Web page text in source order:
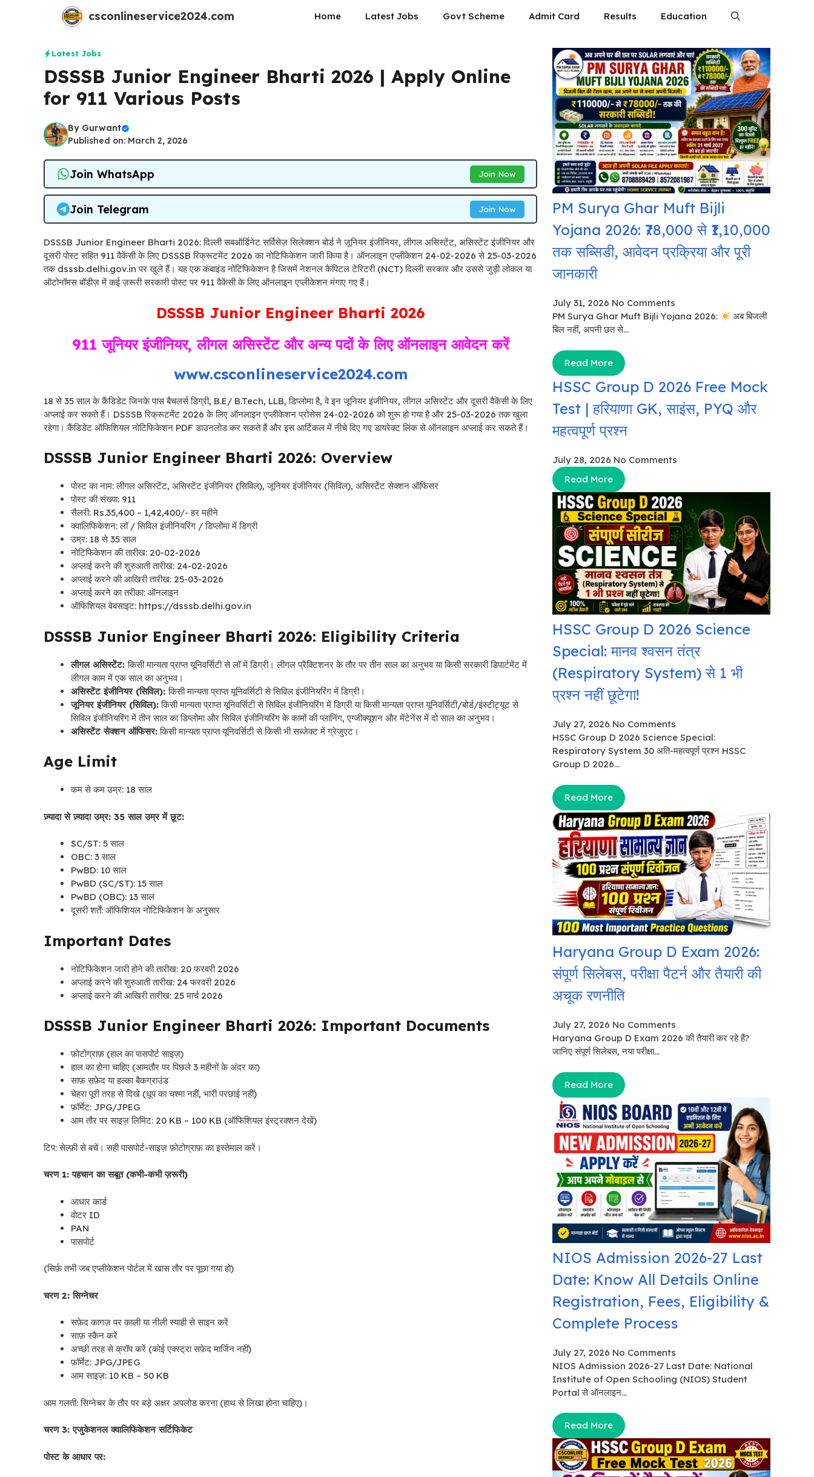
csconlineservice2024.com Home Latest Jobs Govt Scheme Admit Card Results Education
Latest Jobs
DSSSB Junior Engineer Bharti 2026 | Apply Online
for 911 Various Posts
By Gurwant
Published on: March 2, 2026
Join WhatsApp Join Now
Join Telegram Join Now
DSSSB Junior Engineer Bharti 2026: दिल्ली सबऑर्डिनेट सर्विसेज़ सिलेक्शन बोर्ड ने जूनियर इंजीनियर, लीगल असिस्टेंट, असिस्टेंट इंजीनियर और
दूसरी पोस्ट सहित 911 वैकेंसी के लिए DSSSB रिक्रूटमेंट 2026 का नोटिफिकेशन जारी किया है। ऑनलाइन एप्लीकेशन 24-02-2026 से 25-03-2026
तक dsssb.delhi.gov.in पर खुले हैं। यह एक कंबाइंड नोटिफिकेशन है जिसमें नेशनल कैपिटल टेरिटरी (NCT) दिल्ली सरकार और उससे जुड़ी लोकल या
ऑटोनॉमस बॉडीज़ में कई ज़रूरी सरकारी पोस्ट पर 911 वैकेंसी के लिए ऑनलाइन एप्लीकेशन मंगाए गए हैं।
DSSSB Junior Engineer Bharti 2026
911 जूनियर इंजीनियर, लीगल असिस्टेंट और अन्य पदों के लिए ऑनलाइन आवेदन करें
www.csconlineservice2024.com
18 से 35 साल के कैंडिडेट जिनके पास बैचलर्स डिग्री, B.E/ B.Tech, LLB, डिप्लोमा है, वे इन जूनियर इंजीनियर, लीगल असिस्टेंट और दूसरी वैकेंसी के लिए
अप्लाई कर सकते हैं। DSSSB रिक्रूटमेंट 2026 के लिए ऑनलाइन एप्लीकेशन प्रोसेस 24-02-2026 को शुरू हो गया है और 25-03-2026 तक खुला
रहेगा। कैंडिडेट ऑफिशियल नोटिफिकेशन PDF डाउनलोड कर सकते हैं और इस आर्टिकल में नीचे दिए गए डायरेक्ट लिंक से ऑनलाइन अप्लाई कर सकते हैं।
DSSSB Junior Engineer Bharti 2026: Overview
पोस्ट का नाम: लीगल असिस्टेंट, असिस्टेंट इंजीनियर (सिविल), जूनियर इंजीनियर (सिविल), असिस्टेंट सेक्शन ऑफिसर
पोस्ट की संख्या: 911
सैलरी: Rs.35,400 – 1,42,400/- हर महीने
क्वालिफिकेशन: लॉ / सिविल इंजीनियरिंग / डिप्लोमा में डिग्री
उम्र: 18 से 35 साल
नोटिफिकेशन की तारीख: 20-02-2026
अप्लाई करने की शुरुआती तारीख: 24-02-2026
अप्लाई करने की आखिरी तारीख: 25-03-2026
अप्लाई करने का तरीका: ऑनलाइन
ऑफिशियल वेबसाइट: https://dsssb.delhi.gov.in
DSSSB Junior Engineer Bharti 2026: Eligibility Criteria
लीगल असिस्टेंट:किसी मान्यता प्राप्त यूनिवर्सिटी से लॉ में डिग्री। लीगल प्रैक्टिशनर के तौर पर तीन साल का अनुभव या किसी सरकारी डिपार्टमेंट में
लीगल काम में एक साल का अनुभव।
असिस्टेंट इंजीनियर (सिविल):किसी मान्यता प्राप्त यूनिवर्सिटी से सिविल इंजीनियरिंग में डिग्री।
जूनियर इंजीनियर (सिविल):किसी मान्यता प्राप्त यूनिवर्सिटी से सिविल इंजीनियरिंग में डिग्री या किसी मान्यता प्राप्त यूनिवर्सिटी/बोर्ड/इंस्टीट्यूट से
सिविल इंजीनियरिंग में तीन साल का डिप्लोमा और सिविल इंजीनियरिंग के कामों की प्लानिंग, एग्जीक्यूशन और मेंटेनेंस में दो साल का अनुभव।
असिस्टेंट सेक्शन ऑफिसर:किसी मान्यता प्राप्त यूनिवर्सिटी से किसी भी सब्जेक्ट में ग्रेजुएट।
Age Limit
कम से कम उम्र: 18 साल
ज़्यादा से ज़्यादा उम्र: 35 साल उम्र में छूट:
SC/ST: 5 साल
OBC: 3 साल
PwBD: 10 साल
PwBD (SC/ST): 15 साल
PwBD (OBC): 13 साल
दूसरी शर्तें: ऑफिशियल नोटिफिकेशन के अनुसार
Important Dates
नोटिफिकेशन जारी होने की तारीख: 20 फरवरी 2026
अप्लाई करने की शुरुआती तारीख: 24 फरवरी 2026
अप्लाई करने की आखिरी तारीख: 25 मार्च 2026
DSSSB Junior Engineer Bharti 2026: Important Documents
फ़ोटोग्राफ़ (हाल का पासपोर्ट साइज़)
हाल का होना चाहिए (आमतौर पर पिछले 3 महीनों के अंदर का)
साफ़ सफ़ेद या हल्का बैकग्राउंड
चेहरा पूरी तरह से दिखे (धूप का चश्मा नहीं, भारी परछाई नहीं)
फ़ॉर्मेट: JPG/JPEG
आम तौर पर साइज़ लिमिट: 20 KB – 100 KB (ऑफिशियल इंस्ट्रक्शन देखें)
टिप: सेल्फ़ी से बचें। सही पासपोर्ट-साइज़ फ़ोटोग्राफ़ का इस्तेमाल करें।
चरण 1: पहचान का सबूत (कभी-कभी ज़रूरी)
आधार कार्ड
वोटर ID
PAN
पासपोर्ट
(सिर्फ़ तभी जब एप्लीकेशन पोर्टल में खास तौर पर पूछा गया हो)
चरण 2: सिग्नेचर
सफ़ेद कागज़ पर काली या नीली स्याही से साइन करें
साफ़ स्कैन करें
अच्छी तरह से क्रॉप करें (कोई एक्स्ट्रा सफ़ेद मार्जिन नहीं)
फ़ॉर्मेट: JPG/JPEG
आम साइज़: 10 KB – 50 KB
आम गलती: सिग्नेचर के तौर पर बड़े अक्षर अपलोड करना (हाथ से लिखा होना चाहिए)।
चरण 3: एजुकेशनल क्वालिफिकेशन सर्टिफिकेट
पोस्ट के आधार पर:
PM Surya Ghar Muft Bijli
Yojana 2026: ₹78,000 से ₹1,10,000
तक सब्सिडी, आवेदन प्रक्रिया और पूरी
जानकारी
July 31, 2026 No Comments
PM Surya Ghar Muft Bijli Yojana 2026:
अब बिजली
बिल नहीं, अपनी छत से...
Read More
HSSC Group D 2026 Free Mock
Test | हरियाणा GK, साइंस, PYQ और
महत्वपूर्ण प्रश्न
July 28, 2026 No Comments
Read More
HSSC Group D 2026 Science
Special: मानव श्वसन तंत्र
(Respiratory System) से 1 भी
प्रश्न नहीं छूटेगा!
July 27, 2026 No Comments
HSSC Group D 2026 Science Special:
Respiratory System 30 अति-महत्वपूर्ण प्रश्न HSSC
Group D 2026...
Read More
Haryana Group D Exam 2026:
संपूर्ण सिलेबस, परीक्षा पैटर्न और तैयारी की
अचूक रणनीति
July 27, 2026 No Comments
Haryana Group D Exam 2026 की तैयारी कर रहे हैं?
जानिए संपूर्ण सिलेबस, नया परीक्षा...
Read More
NIOS Admission 2026-27 Last
Date: Know All Details Online
Registration, Fees, Eligibility &
Complete Process
July 27, 2026 No Comments
NIOS Admission 2026-27 Last Date: National
Institute of Open Schooling (NIOS) Student
Portal से ऑनलाइन...
Read More